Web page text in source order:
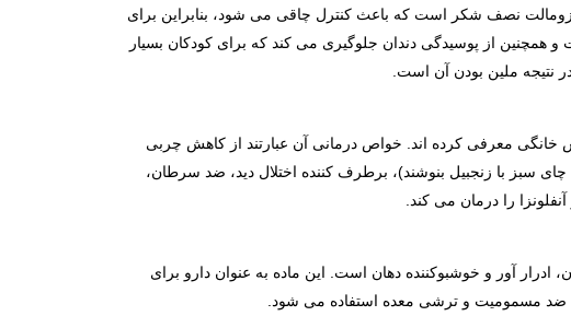
کار می­رود. میزان کالری ایزومالت نصف شکر است که باعث کنترل چاقی می­ شود، بنابراین برای
همچنین از پوسیدگی دندان جلوگیری می ­کند که برای کودکان بسیار
نتیجه ملین بودن آن است.
خانگی معرفی کرده اند. خواص درمانی آن عبارتند از کاهش چربی
سبز با زنجبیل بنوشند)، برطرف کننده اختلال دید، ضد سرطان،
را درمان می ­کند.
آور و خوشبو­کننده دهان است. این ماده به عنوان دارو برای
ضد مسمومیت و ترشی معده استفاده می­ شود.